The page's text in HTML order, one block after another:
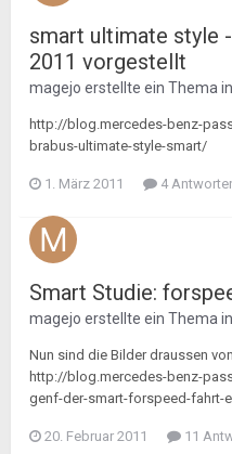
smart ultimate style
2011 vorgestellt
magejo erstellte ein Thema in
http://blog.mercedes-benz-
brabus-ultimate-style-smart/
1. März 2011 4
Smart Studie:
magejo erstellte ein Thema in
Nun sind die Bilder draussen
http://blog.mercedes-benz-
genf-der-smart-forspeed-fahrt-
20. Februar 2011 11